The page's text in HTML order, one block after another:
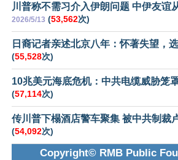
川普称不需习介入伊朗问题 中伊友谊
2026/5/13 (53,562次)
日裔记者亲述北京八年：怀著失望，
(55,528次)
10兆美元海底危机：中共电缆威胁笼
(57,114次)
传川普下榻酒店警车聚集 被中共制裁
(54,092次)
Copyright© RMB Public